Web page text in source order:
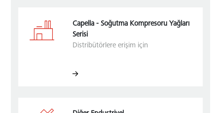
Capella - Soğutma Kompresoru Yağları
Serisi
Distribütörlere erişim için